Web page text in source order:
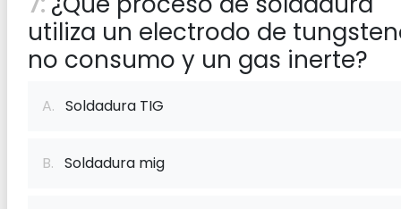
utiliza un electrodo de
no consumo y un gas inerte?
A. Soldadura TIG
B. Soldadura mig